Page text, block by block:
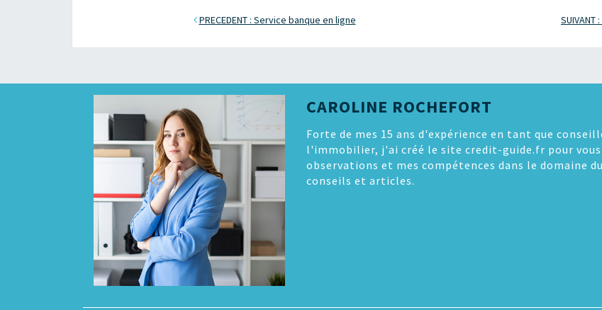
PRECEDENT : Service banque en ligne
CAROLINE ROCHEFORT
Forte de mes 15 ans d'expérience en tant que
l'immobilier, j'ai créé le site credit-guide.fr pour vous
observations et mes compétences dans le domaine
conseils et articles.